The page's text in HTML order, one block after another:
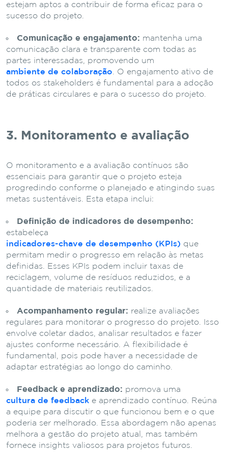
estejam aptos a contribuir de forma eficaz para o
sucesso do projeto.
Comunicação e engajamento: mantenha uma
comunicação clara e transparente com todas as
partes interessadas, promovendo um
ambiente de colaboração . O engajamento ativo de
todos os stakeholders é fundamental para a adoção
de práticas circulares e para o sucesso do projeto.
3. Monitoramento e avaliação
O monitoramento e a avaliação contínuos são
essenciais para garantir que o projeto esteja
progredindo conforme o planejado e atingindo suas
metas sustentáveis. Esta etapa inclui:
Definição de indicadores de desempenho:
estabeleça
indicadores-chave de desempenho (KPIs) que
permitam medir o progresso em relação às metas
definidas. Esses KPIs podem incluir taxas de
reciclagem, volume de resíduos reduzidos, e a
quantidade de materiais reutilizados.
Acompanhamento regular: realize avaliações
regulares para monitorar o progresso do projeto. Isso
envolve coletar dados, analisar resultados e fazer
ajustes conforme necessário. A flexibilidade é
fundamental, pois pode haver a necessidade de
adaptar estratégias ao longo do caminho.
Feedback e aprendizado: promova uma
cultura de feedback e aprendizado contínuo. Reúna
a equipe para discutir o que funcionou bem e o que
poderia ser melhorado. Essa abordagem não apenas
melhora a gestão do projeto atual, mas também
fornece insights valiosos para projetos futuros.